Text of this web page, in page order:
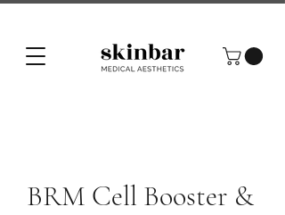
BRM Cell Booster &